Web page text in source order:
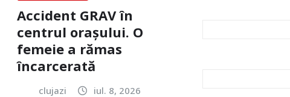
Accident GRAV în
centrul orașului. O
femeie a rămas
încarcerată
clujazi iul. 8, 2026